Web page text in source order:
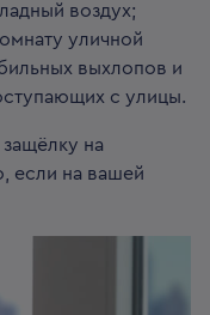
воздух;
уличной
выхлопов и
с улицы.
защёлку на
если на вашей